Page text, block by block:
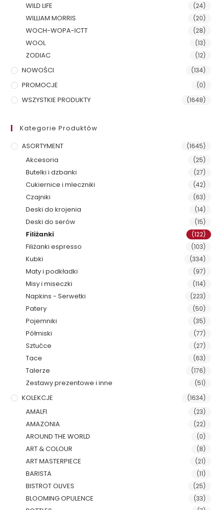
WILD LIFE (24)
WILLIAM MORRIS (20)
WOCH-WOPA-ICTT (28)
WOOL (13)
ZODIAC (12)
NOWOŚCI (134)
PROMOCJE (0)
WSZYSTKIE PRODUKTY (1648)
Kategorie Produktów
ASORTYMENT
(1645)
Akcesoria (25)
Butelki i dzbanki (27)
Cukiernice i mleczniki (42)
Czajniki (63)
Deski do krojenia (14)
Deski do serów (15)
Filiżanki (122)
Filiżanki espresso (103)
Kubki (334)
Maty i podkładki (97)
Misy i miseczki (114)
Napkins - Serwetki (223)
Patery (50)
Pojemniki (35)
Półmiski (77)
Sztućce (27)
Tace (63)
Talerze (176)
Zestawy prezentowe i inne (51)
KOLEKCJE (1634)
AMALFI (23)
AMAZONIA (22)
AROUND THE WORLD (0)
ART & COLOUR (8)
ART MASTERPIECE (21)
BARISTA (11)
BISTROT OLIVES (25)
BLOOMING OPULENCE (33)